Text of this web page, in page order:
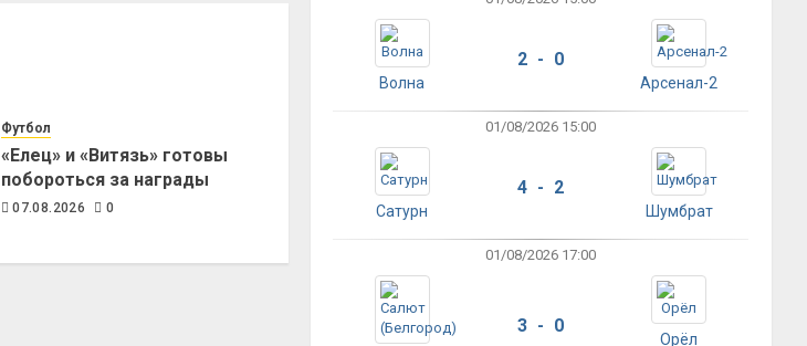
Футбол
«Елец» и «Витязь» готовы
побороться за награды
07.08.2026 0
Волна
2 - 0
Арсенал-2
01/08/2026 15:00
Сатурн
4 - 2
Шумбрат
01/08/2026 17:00
3 - 0
Орёл